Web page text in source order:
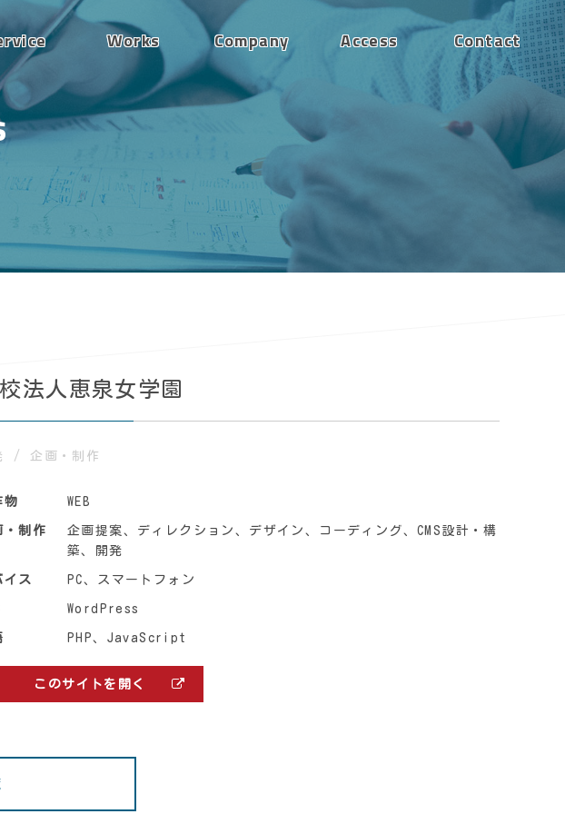
Works Company Access Contact
法人恵泉女学園
企画・制作
物 WEB
・制作
企画提案、ディレクション、デザイン、コーディング、CMS設計・構
築、開発
イス PC、スマートフォン
WordPress
PHP、JavaScript
このサイトを開く